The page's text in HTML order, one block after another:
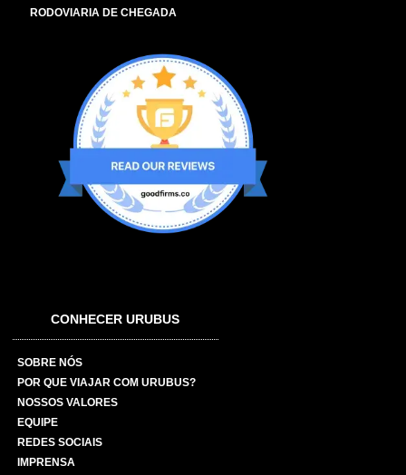
RODOVIARIA DE CHEGADA
CONHECER URUBUS
SOBRE NÓS
POR QUE VIAJAR COM URUBUS?
NOSSOS VALORES
EQUIPE
REDES SOCIAIS
IMPRENSA